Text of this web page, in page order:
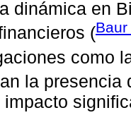
dinámica en
(Baur
como
la presencia
impacto